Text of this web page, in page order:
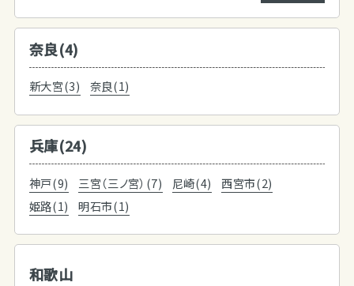
奈良(4)
新大宮(3) 奈良(1)
兵庫(24)
神戸(9) 三宮（三ノ宮）(7) 尼崎(4)
西宮市(2)
姫路(1)
明石市(1)
和歌山